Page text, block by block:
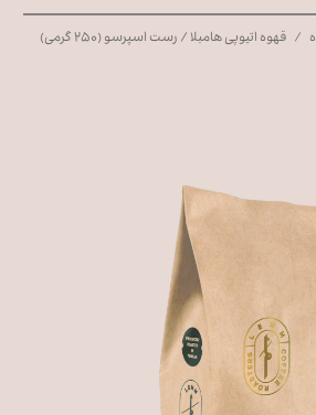
قهوه اتیوپی هامبلا / رست اسپرسو (۲۵۰ گرمی)